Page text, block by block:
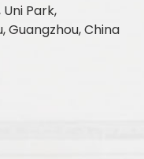
Uni Park,
Guangzhou, China